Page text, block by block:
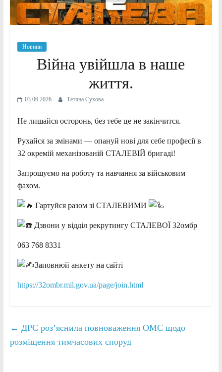
Новини
Війна увійшла в наше
життя.
03.06.2026 Тетяна Сухова
Не лишайся осторонь, без тебе це не закінчится.
Рухайся за змінами — опануй нові для себе професії в
32 окремій механізованій СТАЛЕВІЙ бригаді!
Запрошуємо на роботу та навчання за військовим
фахом.
Гартуйся разом зі СТАЛЕВИМИ
Дзвони у відділ рекрутингу СТАЛЕВОЇ 32омбр
063 768 8331
Заповнюй анкету на сайті
https://32ombr.mil.gov.ua/page/join.html
← ДРС роз’яснила повноваження ОМС щодо
розміщення тимчасових споруд